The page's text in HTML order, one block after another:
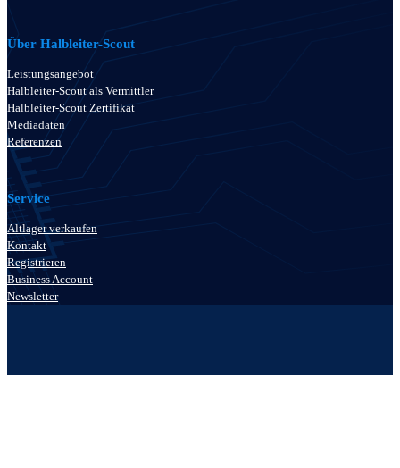
Über Halbleiter-Scout
Leistungsangebot
Halbleiter-Scout als Vermittler
Halbleiter-Scout Zertifikat
Mediadaten
Referenzen
Service
Altlager verkaufen
Kontakt
Registrieren
Business Account
Newsletter